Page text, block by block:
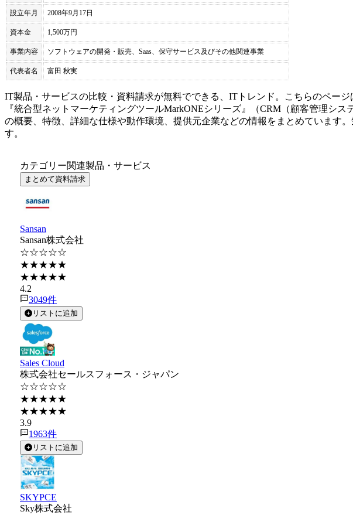
設立年月 2008年9月17日
資本金 1,500万円
事業内容 ソフトウェアの開発・販売、Saas、保守サービス及びその他関連事業
代表者名 富田 秋実
IT製品・サービスの比較・資料請求が無料でできる、ITトレンド。こちらのページ
『統合型ネットマーケティングツールMarkONEシリーズ』（CRM（顧客管理シス
の概要、特徴、詳細な仕様や動作環境、提供元企業などの情報をまとめています
す。
カテゴリー関連製品・サービス
まとめて資料請求
Sansan
Sansan株式会社
☆☆☆☆☆
★★★★★
★★★★★
4.2
3049件
リストに追加
Sales Cloud
株式会社セールスフォース・ジャパン
☆☆☆☆☆
★★★★★
★★★★★
3.9
1963件
リストに追加
SKYPCE
Sky株式会社